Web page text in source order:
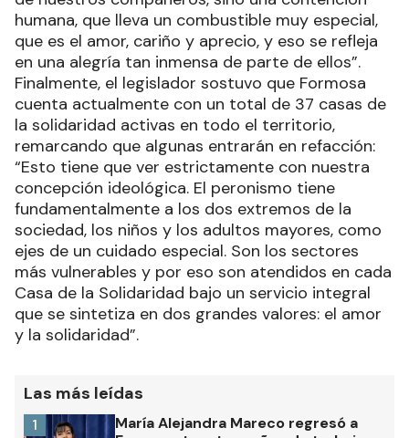
humana, que lleva un combustible muy especial,
que es el amor, cariño y aprecio, y eso se refleja
en una alegría tan inmensa de parte de ellos”.
Finalmente, el legislador sostuvo que Formosa
cuenta actualmente con un total de 37 casas de
la solidaridad activas en todo el territorio,
remarcando que algunas entrarán en refacción:
“Esto tiene que ver estrictamente con nuestra
concepción ideológica. El peronismo tiene
fundamentalmente a los dos extremos de la
sociedad, los niños y los adultos mayores, como
ejes de un cuidado especial. Son los sectores
más vulnerables y por eso son atendidos en cada
Casa de la Solidaridad bajo un servicio integral
que se sintetiza en dos grandes valores: el amor
y la solidaridad”.
Las más leídas
María Alejandra Mareco regresó a
1